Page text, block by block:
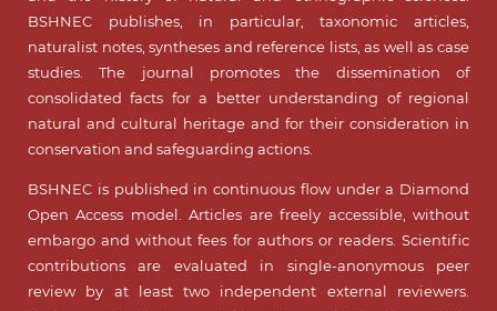
BSHNEC publishes, in particular, taxonomic articles,
naturalist notes, syntheses and reference lists, as well as case
studies. The journal promotes the dissemination of
consolidated facts for a better understanding of regional
natural and cultural heritage and for their consideration in
conservation and safeguarding actions.
BSHNEC is published in continuous flow under a Diamond
Open Access model. Articles are freely accessible, without
embargo and without fees for authors or readers. Scientific
contributions are evaluated in single-anonymous peer
review by at least two independent external reviewers.